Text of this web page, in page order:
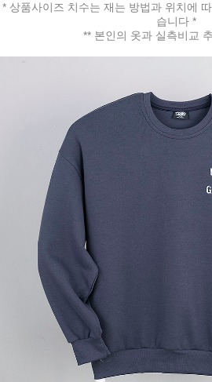
* 상품사이즈 치수는 재는 방법과 위치에
습니다 *
** 본인의 옷과 실측비교